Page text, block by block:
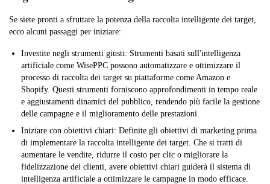
Se siete pronti a sfruttare la potenza della raccolta intelligente dei target,
ecco alcuni passaggi per iniziare:
Investite negli strumenti giusti: Strumenti basati sull'intelligenza
artificiale come WisePPC possono automatizzare e ottimizzare il
processo di raccolta dei target su piattaforme come Amazon e
Shopify. Questi strumenti forniscono approfondimenti in tempo reale
e aggiustamenti dinamici del pubblico, rendendo più facile la gestione
delle campagne e il miglioramento delle prestazioni.
Iniziare con obiettivi chiari: Definite gli obiettivi di marketing prima
di implementare la raccolta intelligente dei target. Che si tratti di
aumentare le vendite, ridurre il costo per clic o migliorare la
fidelizzazione dei clienti, avere obiettivi chiari guiderà il sistema di
intelligenza artificiale a ottimizzare le campagne in modo efficace.